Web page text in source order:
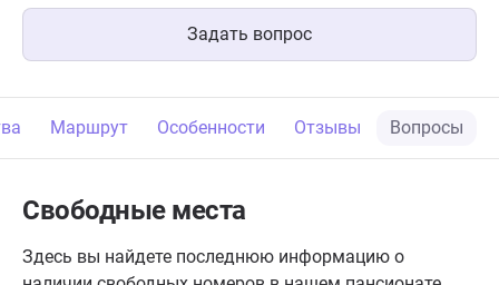
Задать вопрос
Маршрут Особенности Отзывы Вопросы
Свободные места
Здесь вы найдете последнюю информацию о